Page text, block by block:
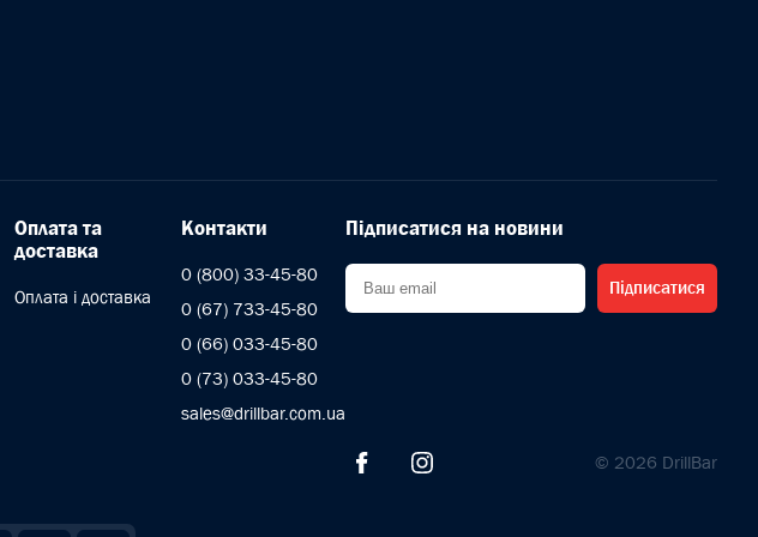
Оплата та
доставка
Оплата і доставка
Контакти
0 (800) 33-45-80
0 (67) 733-45-80
0 (66) 033-45-80
0 (73) 033-45-80
sales@drillbar.com.ua
Підписатися на новини
Підписатися
© 2026 DrillBar